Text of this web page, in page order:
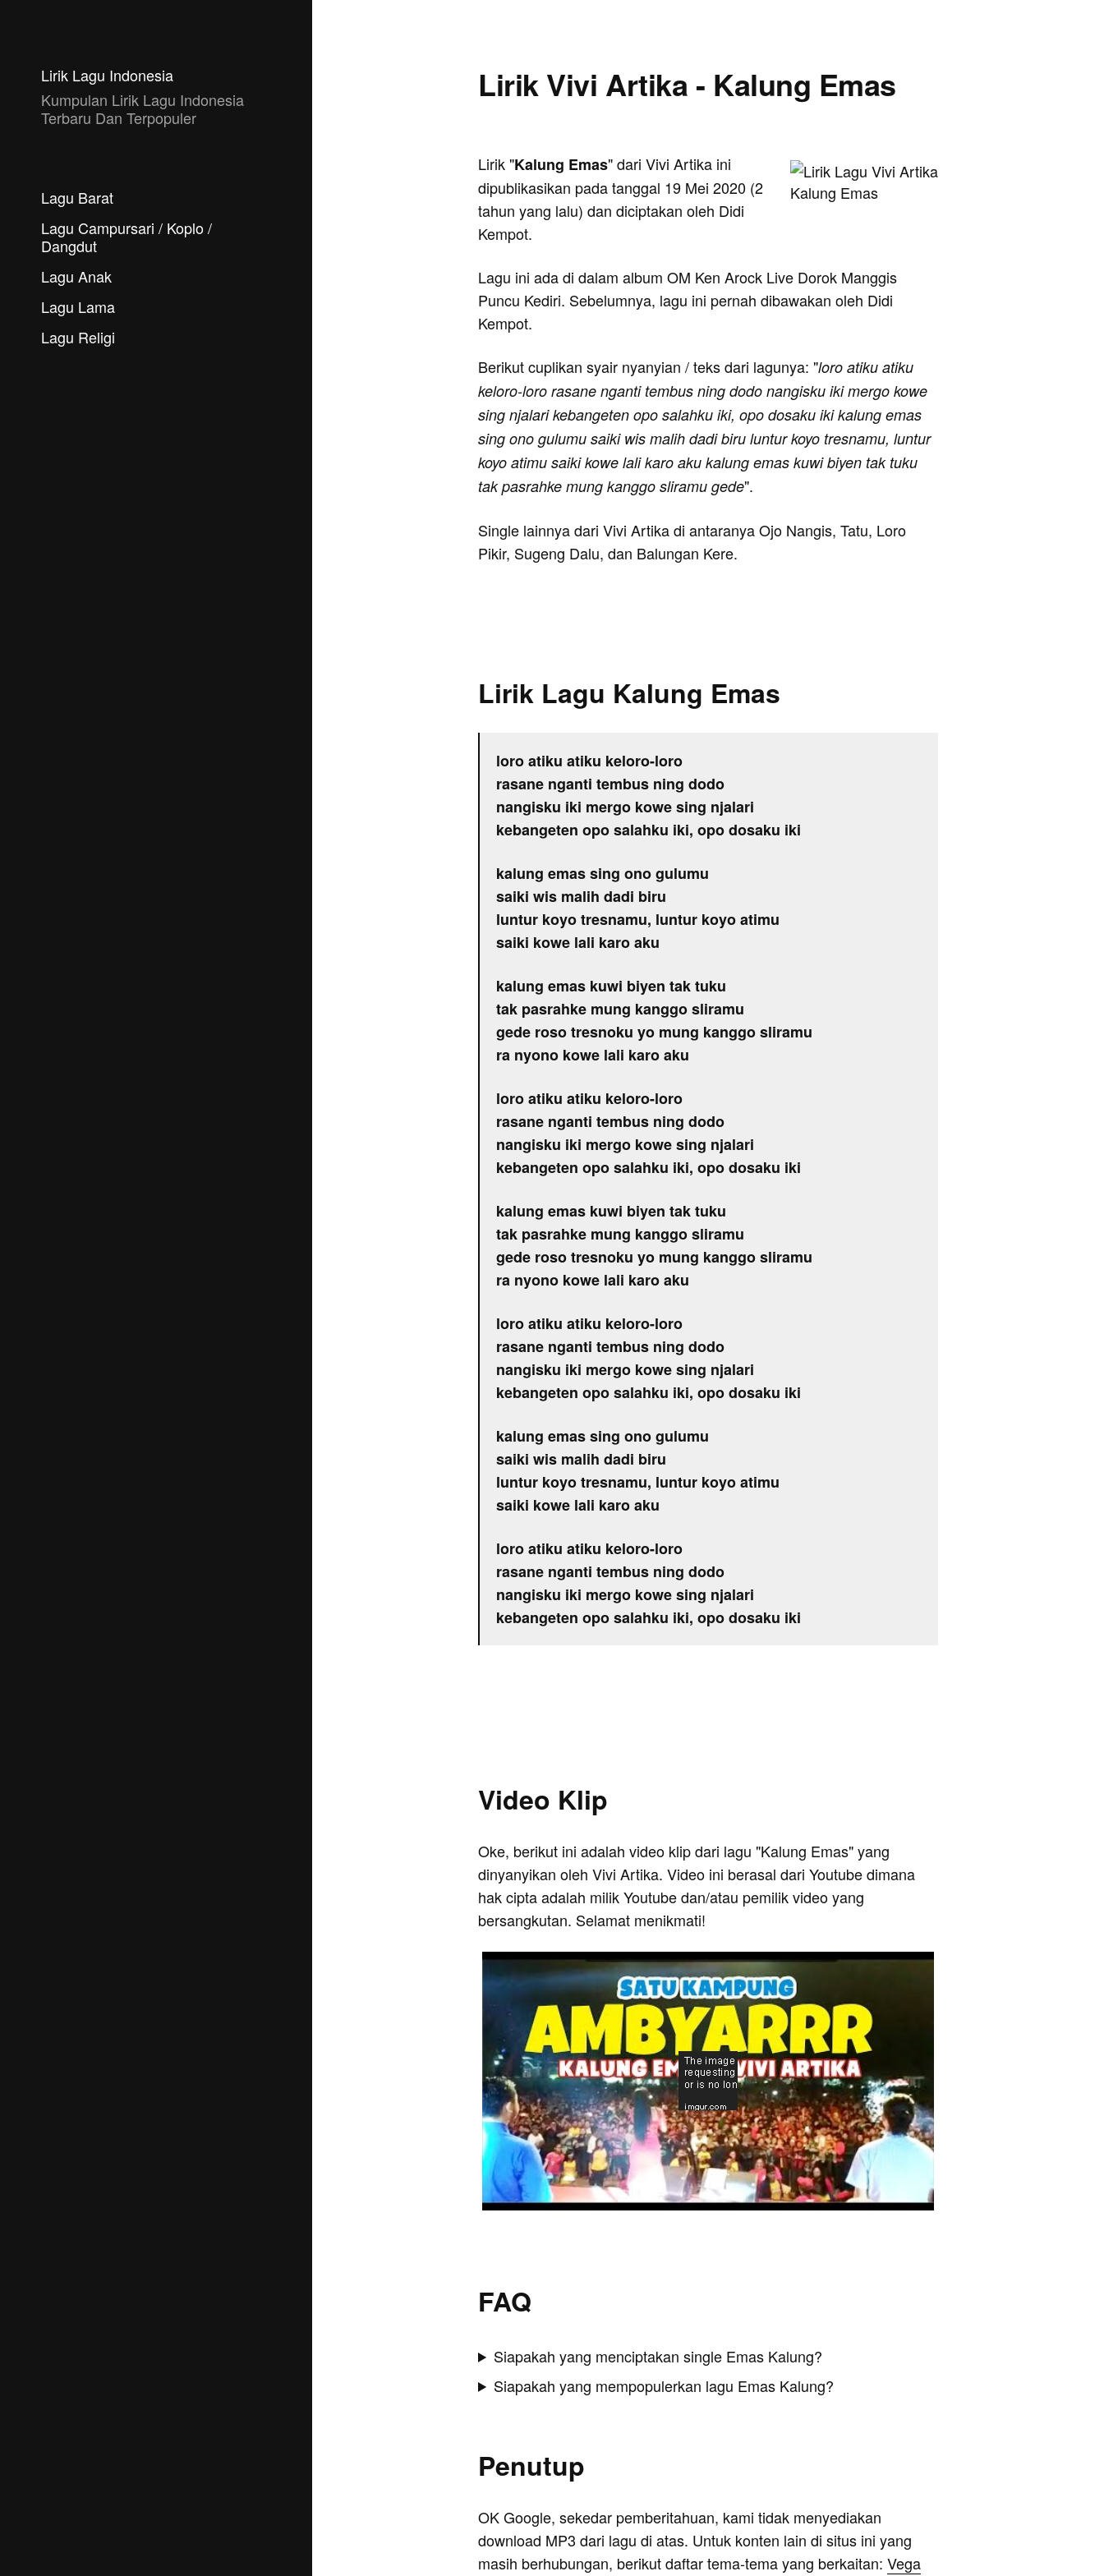
Lirik Lagu Indonesia
Kumpulan Lirik Lagu Indonesia
Terbaru Dan Terpopuler
Lagu Barat
Lagu Campursari / Koplo /
Dangdut
Lagu Anak
Lagu Lama
Lagu Religi
Lirik Vivi Artika - Kalung Emas
Lirik "Kalung Emas" dari Vivi Artika ini
dipublikasikan pada tanggal 19 Mei 2020 (2
tahun yang lalu) dan diciptakan oleh Didi
Kempot.
Lagu ini ada di dalam album OM Ken Arock Live Dorok Manggis
Puncu Kediri. Sebelumnya, lagu ini pernah dibawakan oleh Didi
Kempot.
Berikut cuplikan syair nyanyian / teks dari lagunya: "loro atiku atiku
keloro-loro rasane nganti tembus ning dodo nangisku iki mergo kowe
sing njalari kebangeten opo salahku iki, opo dosaku iki kalung emas
sing ono gulumu saiki wis malih dadi biru luntur koyo tresnamu, luntur
koyo atimu saiki kowe lali karo aku kalung emas kuwi biyen tak tuku
tak pasrahke mung kanggo sliramu gede".
Single lainnya dari Vivi Artika di antaranya Ojo Nangis, Tatu, Loro
Pikir, Sugeng Dalu, dan Balungan Kere.
Lirik Lagu Kalung Emas
loro atiku atiku keloro-loro
rasane nganti tembus ning dodo
nangisku iki mergo kowe sing njalari
kebangeten opo salahku iki, opo dosaku iki
kalung emas sing ono gulumu
saiki wis malih dadi biru
luntur koyo tresnamu, luntur koyo atimu
saiki kowe lali karo aku
kalung emas kuwi biyen tak tuku
tak pasrahke mung kanggo sliramu
gede roso tresnoku yo mung kanggo sliramu
ra nyono kowe lali karo aku
loro atiku atiku keloro-loro
rasane nganti tembus ning dodo
nangisku iki mergo kowe sing njalari
kebangeten opo salahku iki, opo dosaku iki
kalung emas kuwi biyen tak tuku
tak pasrahke mung kanggo sliramu
gede roso tresnoku yo mung kanggo sliramu
ra nyono kowe lali karo aku
loro atiku atiku keloro-loro
rasane nganti tembus ning dodo
nangisku iki mergo kowe sing njalari
kebangeten opo salahku iki, opo dosaku iki
kalung emas sing ono gulumu
saiki wis malih dadi biru
luntur koyo tresnamu, luntur koyo atimu
saiki kowe lali karo aku
loro atiku atiku keloro-loro
rasane nganti tembus ning dodo
nangisku iki mergo kowe sing njalari
kebangeten opo salahku iki, opo dosaku iki
Video Klip
Oke, berikut ini adalah video klip dari lagu "Kalung Emas" yang
dinyanyikan oleh Vivi Artika. Video ini berasal dari Youtube dimana
hak cipta adalah milik Youtube dan/atau pemilik video yang
bersangkutan. Selamat menikmati!
FAQ
Siapakah yang menciptakan single Emas Kalung?
Siapakah yang mempopulerkan lagu Emas Kalung?
Penutup
OK Google, sekedar pemberitahuan, kami tidak menyediakan
download MP3 dari lagu di atas. Untuk konten lain di situs ini yang
masih berhubungan, berikut daftar tema-tema yang berkaitan: Vega